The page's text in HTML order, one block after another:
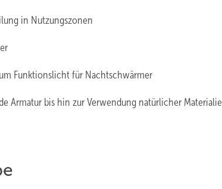
in Nutzungszonen
Funktionslicht für Nachtschwärmer
Armatur bis hin zur Verwendung ­natürlicher